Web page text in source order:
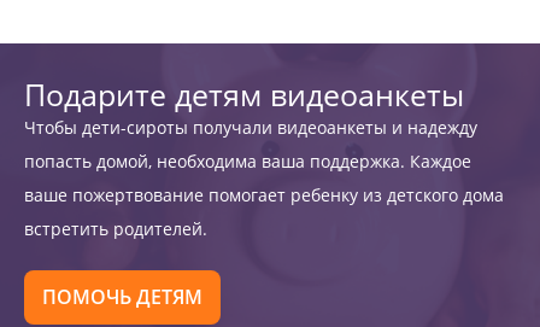
Подарите детям видеоанкеты
Чтобы дети-сироты получали видеоанкеты и надежду
попасть домой, необходима ваша поддержка. Каждое
ваше пожертвование помогает ребенку из детского дома
встретить родителей.
ПОМОЧЬ ДЕТЯМ